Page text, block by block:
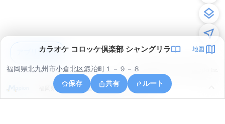
© ONE COMPATH © GeoTechnologies Inc.
カラオケ コロッケ倶楽部 シャングリラ 地図
福岡県北九州市小倉北区鍛冶町１－９－８
保存
共有 ルート
福岡県北九州市小倉北区熊谷１丁目２８
アプリで見る